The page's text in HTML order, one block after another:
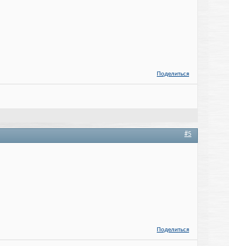
Поделиться
#5
Поделиться